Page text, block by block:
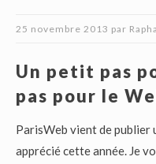
25 novembre 2013 par
Un petit pas
pas pour le
ParisWeb vient de publier
apprécié cette année. Je